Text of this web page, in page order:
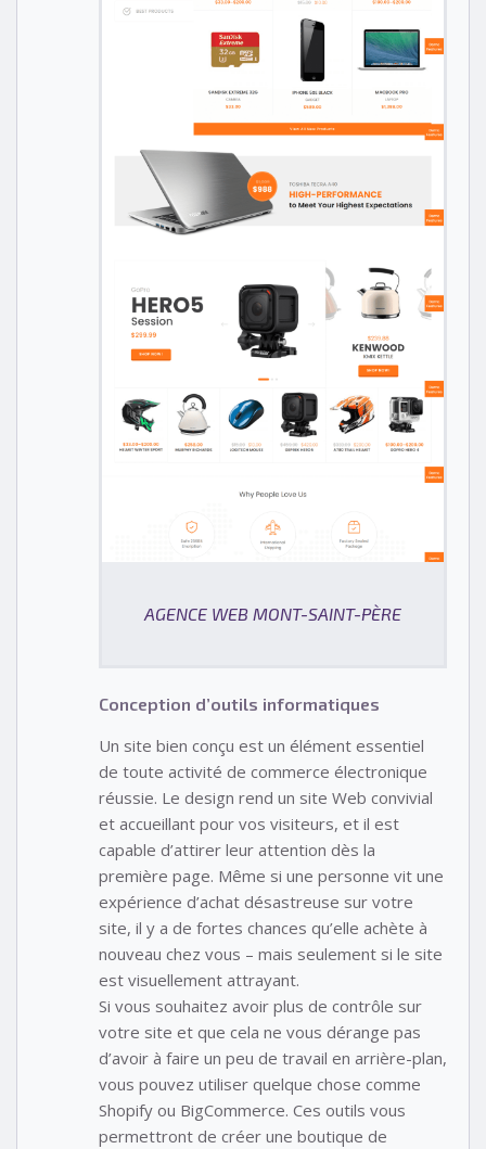
AGENCE WEB MONT-SAINT-PÈRE
Conception d’outils informatiques
Un site bien conçu est un élément essentiel
de toute activité de commerce électronique
réussie. Le design rend un site Web convivial
et accueillant pour vos visiteurs, et il est
capable d’attirer leur attention dès la
première page. Même si une personne vit une
expérience d’achat désastreuse sur votre
site, il y a de fortes chances qu’elle achète à
nouveau chez vous – mais seulement si le site
est visuellement attrayant.
Si vous souhaitez avoir plus de contrôle sur
votre site et que cela ne vous dérange pas
d’avoir à faire un peu de travail en arrière-plan,
vous pouvez utiliser quelque chose comme
Shopify ou BigCommerce. Ces outils vous
permettront de créer une boutique de